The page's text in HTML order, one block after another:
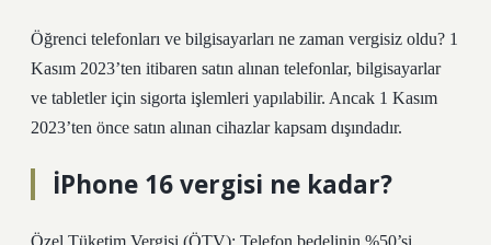
Öğrenci telefonları ve bilgisayarları ne zaman vergisiz oldu? 1
Kasım 2023’ten itibaren satın alınan telefonlar, bilgisayarlar
ve tabletler için sigorta işlemleri yapılabilir. Ancak 1 Kasım
2023’ten önce satın alınan cihazlar kapsam dışındadır.
İPhone 16 vergisi ne kadar?
Özel Tüketim Vergisi (ÖTV): Telefon bedelinin %50’si.